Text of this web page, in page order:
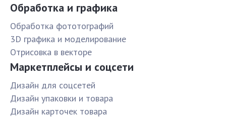
Обработка и графика
Обработка фототографий
3D графика и моделирование
Отрисовка в векторе
Маркетплейсы и соцсети
Дизайн для соцсетей
Дизайн упаковки и товара
Дизайн карточек товара